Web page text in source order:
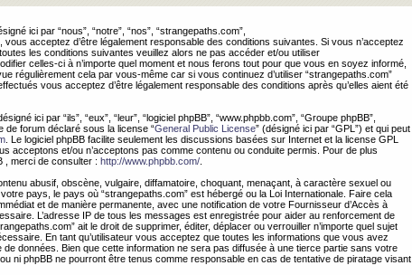
ici par “nous”, “notre”, “nos”, “strangepaths.com”,
acceptez d’être légalement responsable des conditions suivantes. Si vous n’acceptez
les conditions suivantes veuillez alors ne pas accéder et/ou utiliser
celles-ci à n’importe quel moment et nous ferons tout pour que vous en soyez informé,
régulièrement cela par vous-même car si vous continuez d’utiliser “strangepaths.com”
vous acceptez d’être légalement responsable des conditions après qu’elles aient été
ici par “ils”, “eux”, “leur”, “logiciel phpBB”, “www.phpbb.com”, “Groupe phpBB”,
de forum déclaré sous la license “General Public License” (désigné ici par “GPL”) et qui peut
. Le logiciel phpBB facilite seulement les discussions basées sur Internet et la license GPL
acceptons et/ou n’acceptons pas comme contenu ou conduite permis. Pour de plus
, merci de consulter : http://www.phpbb.com/
abusif, obscène, vulgaire, diffamatoire, choquant, menaçant, à caractère sexuel ou
pays, le pays où “strangepaths.com” est hébergé ou la Loi Internationale. Faire cela
et de manière permanente, avec une notification de votre Fournisseur d’Accès à
L’adresse IP de tous les messages est enregistrée pour aider au renforcement de
ait le droit de supprimer, éditer, déplacer ou verrouiller n’importe quel sujet
En tant qu’utilisateur vous acceptez que toutes les informations que vous avez
données. Bien que cette information ne sera pas diffusée à une tierce partie sans votre
ni phpBB ne pourront être tenus comme responsable en cas de tentative de piratage visant